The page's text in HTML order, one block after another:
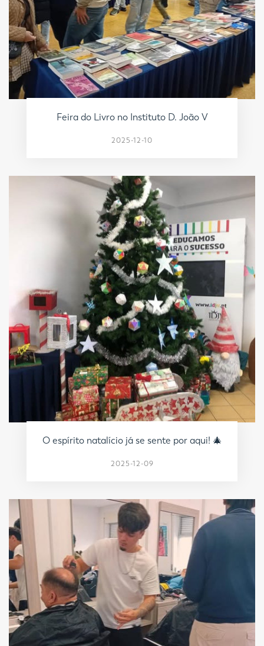
Feira do Livro no Instituto D. João V
2025-12-10
O espírito natalício já se sente por aqui! 🎄
2025-12-09